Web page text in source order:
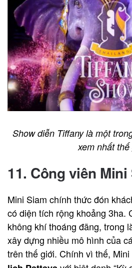
Show diễn Tiffany là một
xem nhất
11. Công viên Mini
Mini Siam chính thức đón
có diện tích rộng khoảng 3ha.
không khí thoáng đãng, trong
xây dựng nhiều mô hình của
trên thế giới. Chính vì thế,